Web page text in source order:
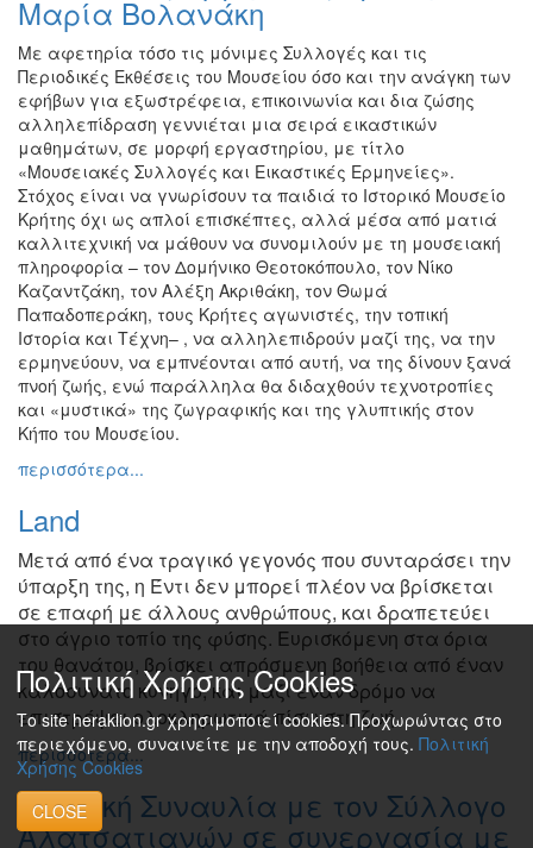
Μαρία Βολανάκη
Με αφετηρία τόσο τις μόνιμες Συλλογές και τις
Περιοδικές Εκθέσεις του Μουσείου όσο και την ανάγκη των
εφήβων για εξωστρέφεια, επικοινωνία και δια ζώσης
αλληλεπίδραση γεννιέται μια σειρά εικαστικών
μαθημάτων, σε μορφή εργαστηρίου, με τίτλο
«Μουσειακές Συλλογές και Εικαστικές Ερμηνείες».
Στόχος είναι να γνωρίσουν τα παιδιά το Ιστορικό Μουσείο
Κρήτης όχι ως απλοί επισκέπτες, αλλά μέσα από ματιά
καλλιτεχνική να μάθουν να συνομιλούν με τη μουσειακή
πληροφορία – τον Δομήνικο Θεοτοκόπουλο, τον Νίκο
Καζαντζάκη, τον Αλέξη Ακριθάκη, τον Θωμά
Παπαδοπεράκη, τους Κρήτες αγωνιστές, την τοπική
Ιστορία και Τέχνη– , να αλληλεπιδρούν μαζί της, να την
ερμηνεύουν, να εμπνέονται από αυτή, να της δίνουν ξανά
πνοή ζωής, ενώ παράλληλα θα διδαχθούν τεχνοτροπίες
και «μυστικά» της ζωγραφικής και της γλυπτικής στον
Κήπο του Μουσείου.
περισσότερα...
Land
Μετά από ένα τραγικό γεγονός που συνταράσει την
ύπαρξη της, η Έντι δεν μπορεί πλέον να βρίσκεται
σε επαφή με άλλους ανθρώπους, και δραπετεύει
στο άγριο τοπίο της φύσης. Ευρισκόμενη στα όρια
του θανάτου, βρίσκει απρόσμενη βοήθεια από έναν
καλοσυνάτο κυνηγό, και μαζί έναν δρόμο να
επιστρέψειολοκληρωτικά πίσω στη ζωή.
περισσότερα...
Μουσική Συναυλία με τον Σύλλογο
Αλατσατιανών σε συνεργασία με
Πολιτική Χρήσης Cookies
Το site heraklion.gr χρησιμοποιεί cookies. Προχωρώντας στο
περιεχόμενο, συναινείτε με την αποδοχή τους. Πολιτική
Χρήσης Cookies
CLOSE